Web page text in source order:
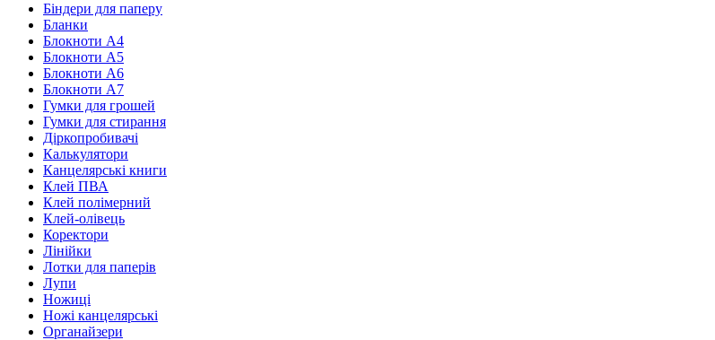
Біндери для паперу
Бланки
Блокноти А4
Блокноти А5
Блокноти А6
Блокноти А7
Гумки для грошей
Гумки для стирання
Діркопробивачі
Калькулятори
Канцелярські книги
Клей ПВА
Клей полімерний
Клей-олівець
Коректори
Лінійки
Лотки для паперів
Лупи
Ножиці
Ножі канцелярські
Органайзери